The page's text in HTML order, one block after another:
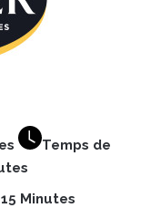
Temps de
Minutes